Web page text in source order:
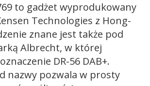
to gadżet wyprodukowany
Technologies z Hong-
znane jest także pod
Albrecht, w której
DR-56 DAB+.
nazwy pozwala w prosty